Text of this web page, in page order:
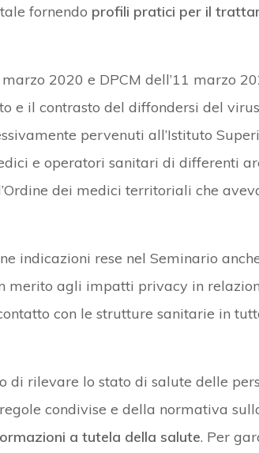
fornendo profili pratici per il
2020 e DPCM dell’11 marzo
e il contrasto del diffondersi del virus
pervenuti all’Istituto
e operatori sanitari di differenti
dei medici territoriali che
indicazioni rese nel Seminario
merito agli impatti privacy in
con le strutture sanitarie in
di rilevare lo stato di salute delle
condivise e della normativa
a tutela della salute. Per